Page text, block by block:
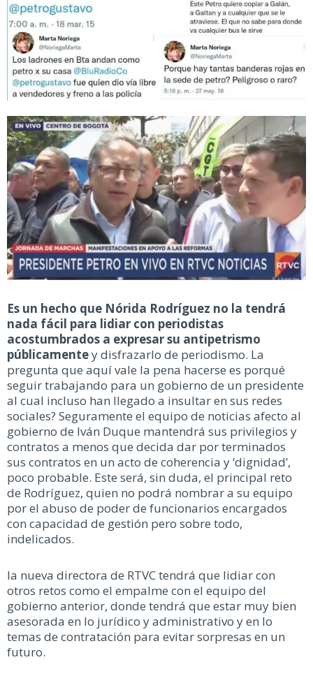
Es un hecho que Nórida Rodríguez no la tendrá
nada fácil para lidiar con periodistas
acostumbrados a expresar su antipetrismo
públicamentey disfrazarlo de periodismo. La
pregunta que aquí vale la pena hacerse es porqué
seguir trabajando para un gobierno de un presidente
al cual incluso han llegado a insultar en sus redes
sociales? Seguramente el equipo de noticias afecto al
gobierno de Iván Duque mantendrá sus privilegios y
contratos a menos que decida dar por terminados
sus contratos en un acto de coherencia y ‘dignidad’,
poco probable. Este será, sin duda, el principal reto
de Rodríguez, quien no podrá nombrar a su equipo
por el abuso de poder de funcionarios encargados
con capacidad de gestión pero sobre todo,
indelicados.
la nueva directora de RTVC tendrá que lidiar con
otros retos como el empalme con el equipo del
gobierno anterior, donde tendrá que estar muy bien
asesorada en lo jurídico y administrativo y en lo
temas de contratación para evitar sorpresas en un
futuro.